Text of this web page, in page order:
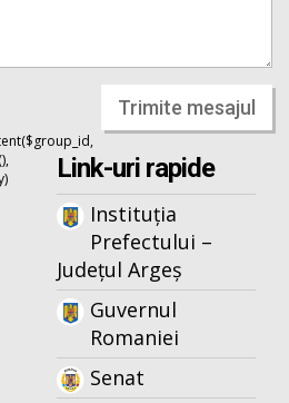
Trimite mesajul
Link-uri rapide
Instituția
Prefectului –
Județul Argeș
Guvernul
Romaniei
Senat